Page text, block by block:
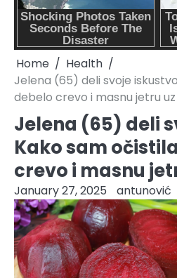
Home
Health
Jelena (65) deli svoje
debelo crevo i masnu jetru
Jelena (65) deli
Kako sam
crevo i masnu
January 27, 2025 antunović